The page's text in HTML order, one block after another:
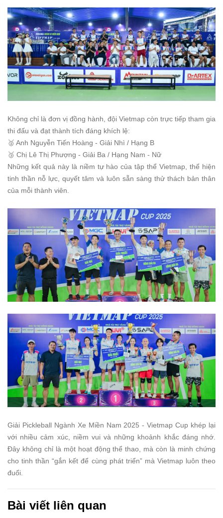
Không chỉ là đơn vị đồng hành, đội Vietmap còn trực tiếp tham gia
thi đấu và đạt thành tích đáng khích lệ:
🥈 Anh Nguyễn Tiến Hoàng - Giải Nhì / Hạng B
🥉 Chị Lê Thị Phượng - Giải Ba / Hạng Nam - Nữ
Những kết quả này là niềm tự hào của tập thể Vietmap, thể hiện
tinh thần nỗ lực, quyết tâm và luôn sẵn sàng thử thách bản thân
của mỗi thành viên.
Giải Pickleball Ngành Xe Miền Nam 2025 - Vietmap Cup khép lại
với nhiều cảm xúc, niềm vui và những khoảnh khắc đáng nhớ.
Đây không chỉ là một hoạt động thể thao, mà còn là minh chứng
cho tinh thần “gắn kết để cùng phát triển” mà Vietmap luôn theo
đuổi.
Bài viết liên quan